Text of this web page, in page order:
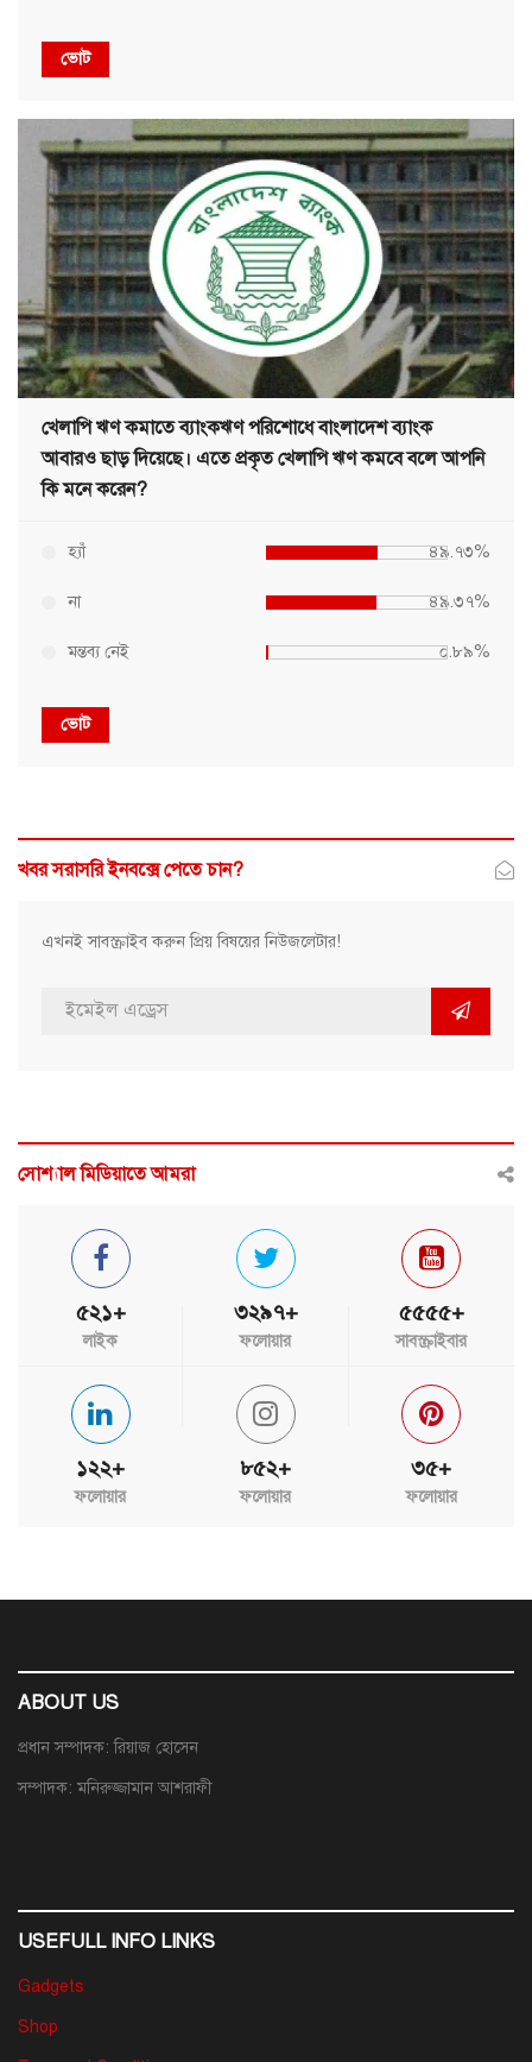
ভোট
খেলাপি ঋণ কমাতে ব্যাংকঋণ পরিশোধে বাংলাদেশ ব্যাংক
আবারও ছাড় দিয়েছে। এতে প্রকৃত খেলাপি ঋণ কমবে বলে আপনি
কি মনে করেন?
হ্যাঁ ৪৯.৭৩%
না ৪৯.৩৭%
মন্তব্য নেই ০.৮৯%
ভোট
খবর সরাসরি ইনবক্সে পেতে চান?
এখনই সাবস্ক্রাইব করুন প্রিয় বিষয়ের নিউজলেটার!
সোশ্যাল মিডিয়াতে আমরা
৫২১+
লাইক
৩২৯৭+
ফলোয়ার
৫৫৫৫+
সাবস্ক্রাইবার
১২২+
ফলোয়ার
৮৫২+
ফলোয়ার
৩৫+
ফলোয়ার
ABOUT US
প্রধান সম্পাদক: রিয়াজ হোসেন
সম্পাদক: মনিরুজ্জামান আশরাফী
USEFULL INFO LINKS
Gadgets
Shop